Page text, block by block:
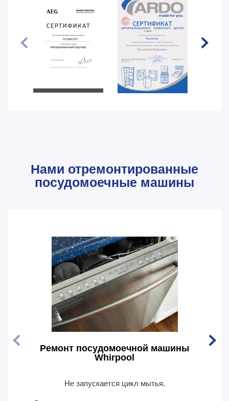
Нами отремонтированные
посудомоечные машины
Ремонт посудомоечной машины
Whirpool
Не запускается цикл мытья.